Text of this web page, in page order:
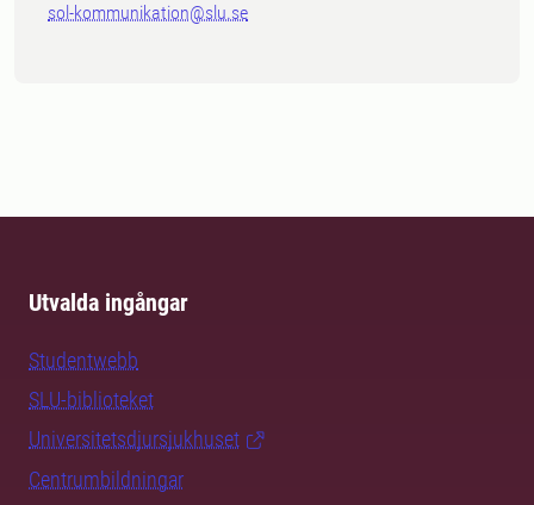
sol-kommunikation@slu.se
Utvalda ingångar
Studentwebb
SLU-biblioteket
Universitetsdjursjukhuset
Centrumbildningar